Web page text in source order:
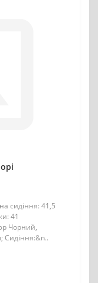
сидіння: 41,5
41
Чорний,
Сидіння:&n..